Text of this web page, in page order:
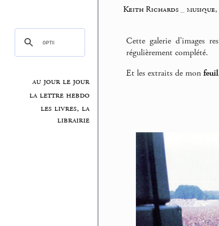
au jour le jour
la lettre hebdo
les livres, la
librairie
Keith Richards_
Cette galerie d’images
régulièrement complété.
Et les extraits de mon